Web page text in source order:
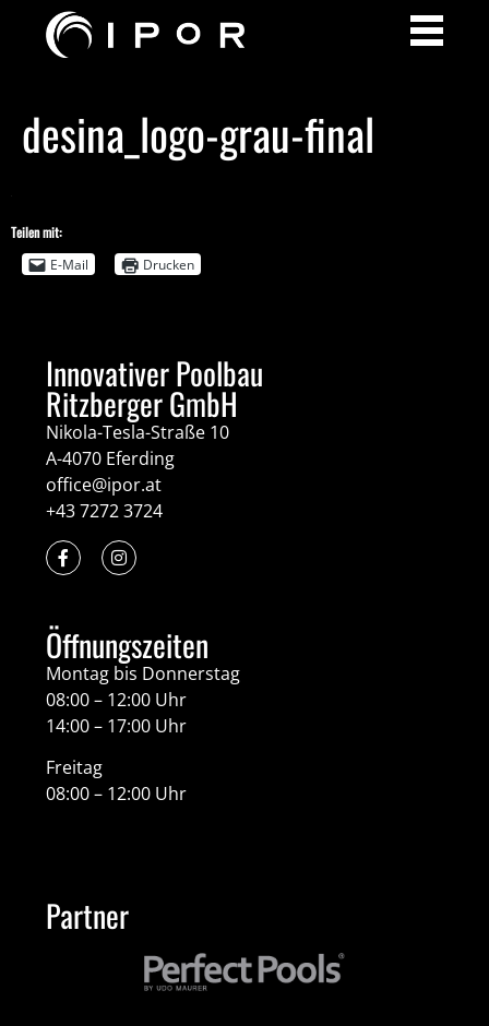
desina_logo-grau-final
Teilen mit:
E-Mail
Drucken
Innovativer Poolbau
Ritzberger GmbH
Nikola-Tesla-Straße 10
A-4070 Eferding
office@ipor.at
+43 7272 3724
Öffnungszeiten
Montag bis Donnerstag
08:00 – 12:00 Uhr
14:00 – 17:00 Uhr
Freitag
08:00 – 12:00 Uhr
Partner